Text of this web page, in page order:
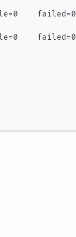
failed=0
failed=0